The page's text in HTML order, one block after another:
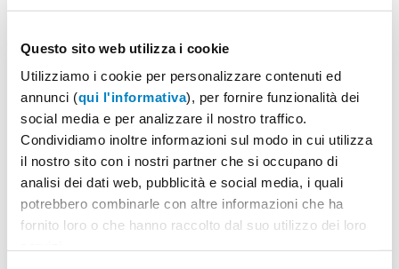
Questo sito web utilizza i cookie
Utilizziamo i cookie per personalizzare contenuti ed
annunci (qui l'informativa), per fornire funzionalità dei
social media e per analizzare il nostro traffico.
Condividiamo inoltre informazioni sul modo in cui utilizza
il nostro sito con i nostri partner che si occupano di
analisi dei dati web, pubblicità e social media, i quali
potrebbero combinarle con altre informazioni che ha
fornito loro o che hanno raccolto dal suo utilizzo dei loro
40x25mm € 1.14 € 0.98 € 0.87 € 0.74
€
55x30mm
€ 1.17 € 1.00 € 0.89
0.67
65x40mm
€ 1.03
70x25mm
€ 1.22 € 1.05 € 0.95 € 0.82
€
0.73
Nota: I prezzi includono la stampa: Quadricromia .